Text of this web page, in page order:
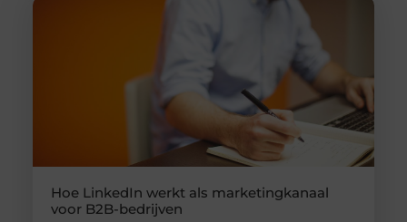
Hoe LinkedIn werkt als marketingkanaal
voor B2B-bedrijven